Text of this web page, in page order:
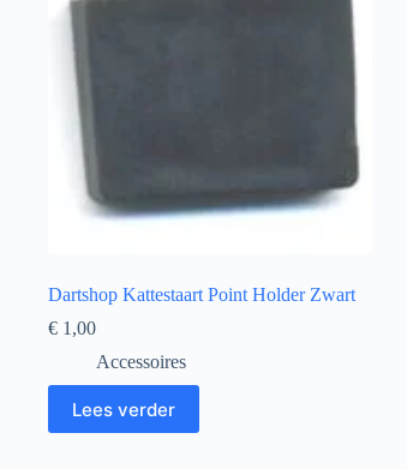
Dartshop Kattestaart Point Holder Zwart
€ 1,00
Accessoires
Lees verder